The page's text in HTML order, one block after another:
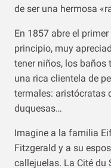
de ser una hermosa
En 1857 abre el
principio, muy
tener niños, los baños
una rica clientela de
termales: aristócratas
duquesas…
Imagine a la familia
Fitzgerald y a su
callejuelas. La Cité du